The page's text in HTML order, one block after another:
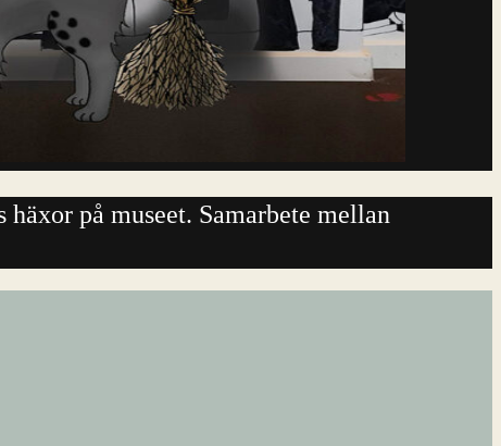
på museet. Samarbete mellan